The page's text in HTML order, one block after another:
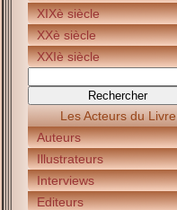
XIXè siècle
XXè siècle
XXIè siècle
Les Acteurs du Livre
Auteurs
Illustrateurs
Interviews
Editeurs